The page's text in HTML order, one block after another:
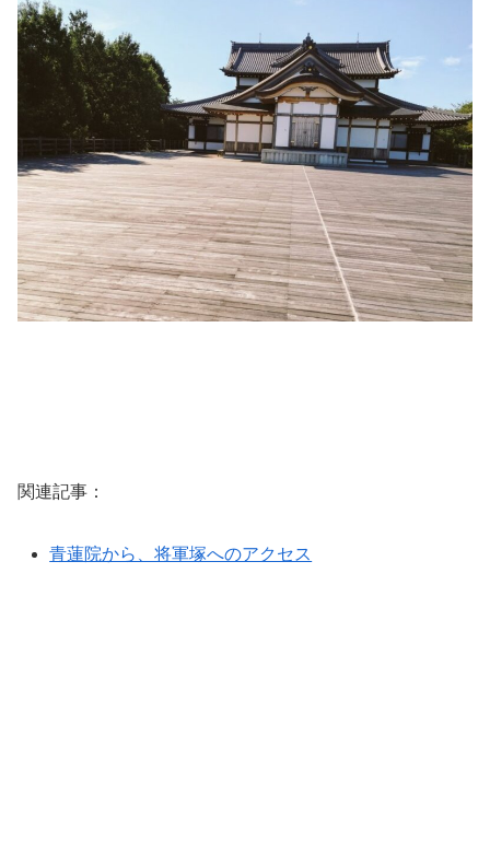
関連記事：
青蓮院から、将軍塚へのアクセス